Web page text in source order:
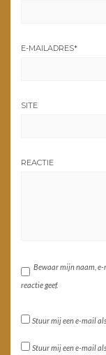
E-MAILADRES*
SITE
REACTIE
Bewaar mijn naam, e-
reactie geef.
Stuur mij een e-mail
Stuur mij een e-mail